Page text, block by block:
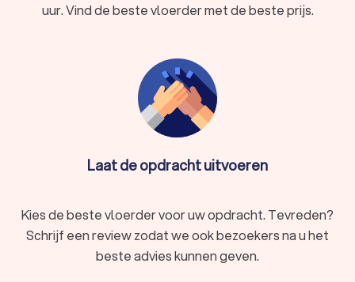
uur. Vind de beste vloerder met de beste prijs.
Laat de opdracht uitvoeren
Kies de beste vloerder voor uw opdracht. Tevreden?
Schrijf een review zodat we ook bezoekers na u het
beste advies kunnen geven.